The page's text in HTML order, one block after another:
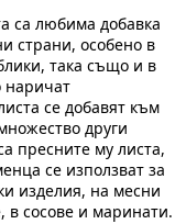
са любима добавка
страни, особено в
така също и в
наричат
се добавят към
други
пресните му листа,
се използват за
изделия, на месни
в сосове и маринати.